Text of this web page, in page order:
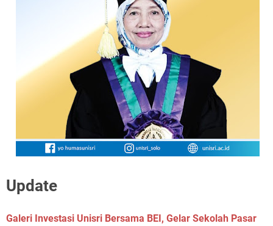
Update
Galeri Investasi Unisri Bersama BEI, Gelar Sekolah Pasar